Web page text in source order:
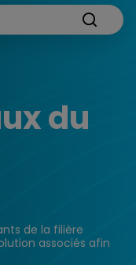
du
de la filière
associés afin